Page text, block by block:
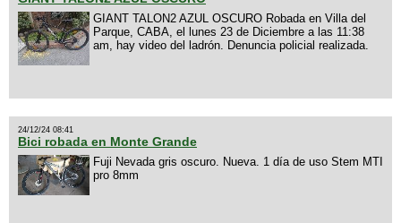
GIANT TALON2 AZUL OSCURO Robada en Villa del
Parque, CABA, el lunes 23 de Diciembre a las 11:38
am, hay video del ladrón. Denuncia policial realizada.
24/12/24 08:41
Bici robada en Monte Grande
Fuji Nevada gris oscuro. Nueva. 1 día de uso Stem MTI
pro 8mm